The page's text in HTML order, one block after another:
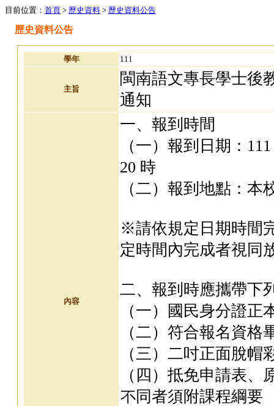
目前位置： 首頁 > 歷史資料 > 歷史資料公告
歷史資料公告
學年 111
主旨
閩南語文專長學士後
通知
內容
一、報到時間
（一）報到日期：
20 時
（二）報到地點：本
※請依規定日期時間
定時間內完成者視同
二、報到時應攜帶下
（一）國民身分證正
（二）符合報名資格
（三）二吋正面脫帽
（四）抵免申請表
不同者須附課程綱要